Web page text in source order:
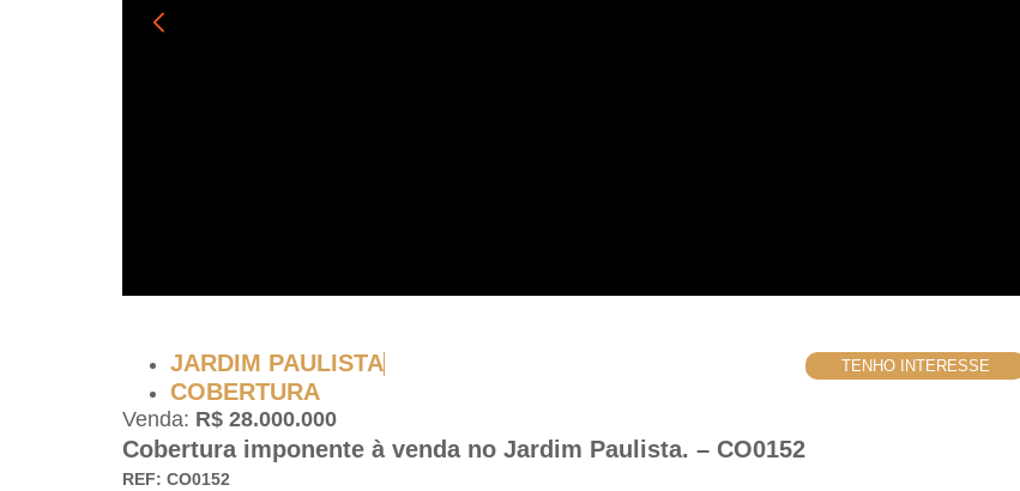
JARDIM PAULISTA
COBERTURA
Venda: R$ 28.000.000
TENHO INTERESSE
Cobertura imponente à venda no Jardim Paulista. – CO0152
REF: CO0152